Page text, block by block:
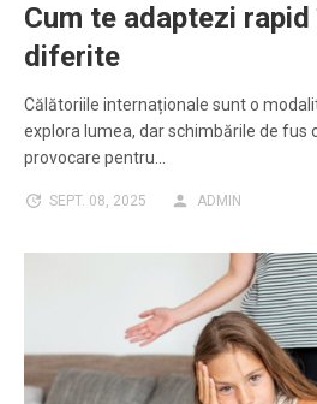
Cum te adaptezi
diferite
Călătoriile internaționale sunt o
explora lumea, dar schimbările de fus
provocare pentru…
SEPT. 08, 2025 ADMIN